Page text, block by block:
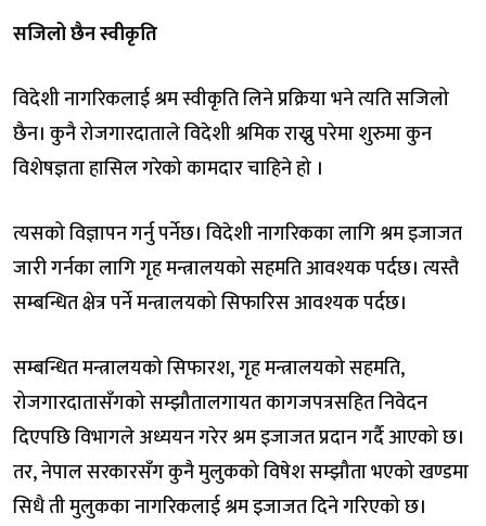
सजिलो छैन स्वीकृति
विदेशी नागरिकलाई श्रम स्वीकृति लिने प्रक्रिया भने त्यति सजिलो
छैन। कुनै रोजगारदाताले विदेशी श्रमिक राख्नु परेमा शुरुमा कुन
विशेषज्ञता हासिल गरेको कामदार चाहिने हो ।
त्यसको विज्ञापन गर्नु पर्नेछ। विदेशी नागरिकका लागि श्रम इजाजत
जारी गर्नका लागि गृह मन्त्रालयको सहमति आवश्यक पर्दछ। त्यस्तै
सम्बन्धित क्षेत्र पर्ने मन्त्रालयको सिफारिस आवश्यक पर्दछ।
सम्बन्धित मन्त्रालयको सिफारश, गृह मन्त्रालयको सहमति,
रोजगारदातासँगको सम्झौतालगायत कागजपत्रसहित निवेदन
दिएपछि विभागले अध्ययन गरेर श्रम इजाजत प्रदान गर्दै आएको छ।
तर, नेपाल सरकारसँग कुनै मुलुकको विषेश सम्झौता भएको खण्डमा
सिधै ती मुलुकका नागरिकलाई श्रम इजाजत दिने गरिएको छ।